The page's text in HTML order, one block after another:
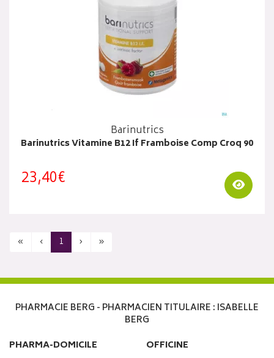
Barinutrics
Barinutrics Vitamine B12 If Framboise Comp Croq 90
23,40€
« ‹ 1 › »
PHARMACIE BERG - PHARMACIEN TITULAIRE : ISABELLE
BERG
PHARMA-DOMICILE
OFFICINE